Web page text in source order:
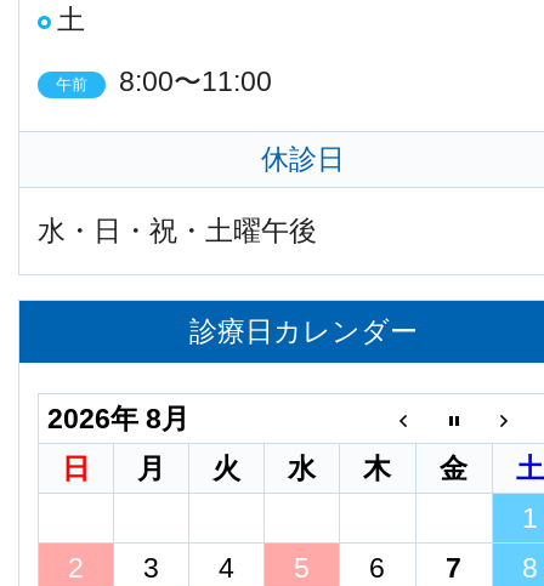
土
午前 8:00〜11:00
休診日
水・日・祝・土曜午後
診療日カレンダー
2026年 8月
日
月 火 水 木 金
土
1
2
3 4 5 6 7
8